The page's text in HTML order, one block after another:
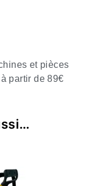
et pièces
partir de 89€